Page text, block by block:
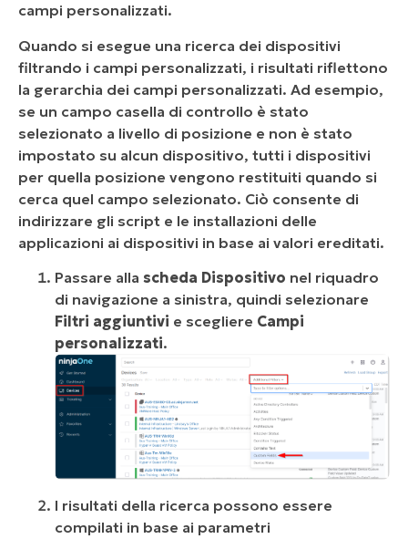
campi personalizzati.
Quando si esegue una ricerca dei dispositivi
filtrando i campi personalizzati, i risultati riflettono
la gerarchia dei campi personalizzati. Ad esempio,
se un campo casella di controllo è stato
selezionato a livello di posizione e non è stato
impostato su alcun dispositivo, tutti i dispositivi
per quella posizione vengono restituiti quando si
cerca quel campo selezionato. Ciò consente di
indirizzare gli script e le installazioni delle
applicazioni ai dispositivi in base ai valori ereditati.
Passare alla scheda Dispositivo nel riquadro
di navigazione a sinistra, quindi selezionare
Filtri aggiuntivi e scegliere Campi
personalizzati.
I risultati della ricerca possono essere
compilati in base ai parametri